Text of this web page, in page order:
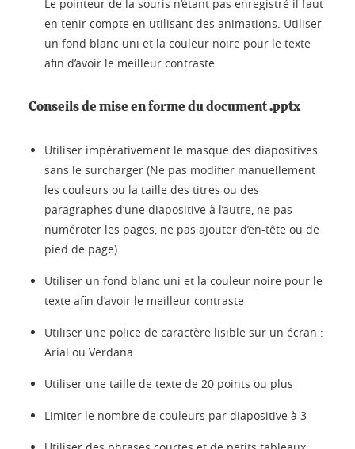
Le pointeur de la souris n’étant pas enregistré il faut
en tenir compte en utilisant des animations. Utiliser
un fond blanc uni et la couleur noire pour le texte
afin d’avoir le meilleur contraste
Conseils de mise en forme du document .pptx
Utiliser impérativement le masque des diapositives
sans le surcharger (Ne pas modifier manuellement
les couleurs ou la taille des titres ou des
paragraphes d’une diapositive à l’autre, ne pas
numéroter les pages, ne pas ajouter d’en-tête ou de
pied de page)
Utiliser un fond blanc uni et la couleur noire pour le
texte afin d’avoir le meilleur contraste
Utiliser une police de caractère lisible sur un écran :
Arial ou Verdana
Utiliser une taille de texte de 20 points ou plus
Limiter le nombre de couleurs par diapositive à 3